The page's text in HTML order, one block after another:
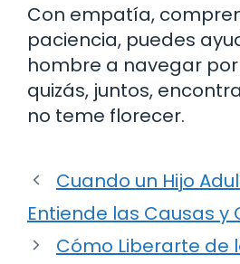
Con empatía,
paciencia, puedes
hombre a navegar
quizás, juntos,
no teme florecer.
Cuando un Hijo
Entiende las Causas y
Cómo Liberarte de